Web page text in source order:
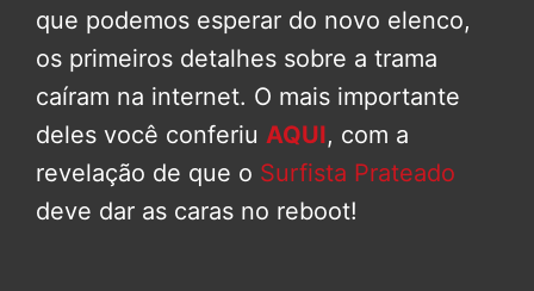
que podemos esperar do novo elenco,
os primeiros detalhes sobre a trama
caíram na internet. O mais importante
deles você conferiu AQUI, com a
revelação de que o Surfista Prateado
deve dar as caras no reboot!